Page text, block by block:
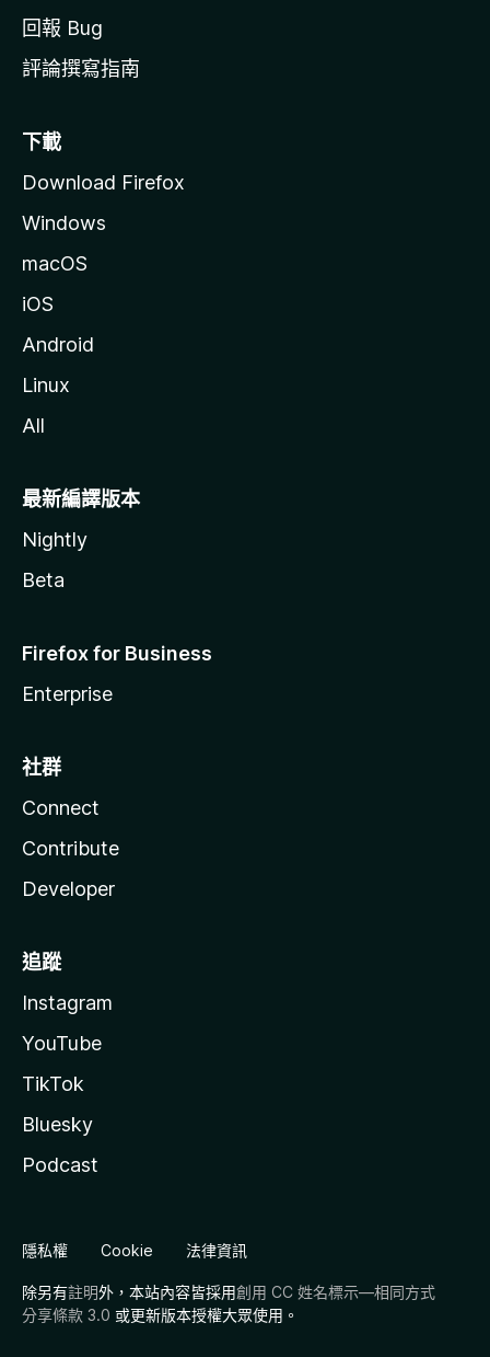
回報 Bug
評論撰寫指南
下載
Download Firefox
Windows
macOS
iOS
Android
Linux
All
最新編譯版本
Nightly
Beta
Firefox for Business
Enterprise
社群
Connect
Contribute
Developer
追蹤
Instagram
YouTube
TikTok
Bluesky
Podcast
隱私權 Cookie 法律資訊
除另有註明外，本站內容皆採用創用 CC 姓名標示—相同方式
分享條款 3.0 或更新版本授權大眾使用。